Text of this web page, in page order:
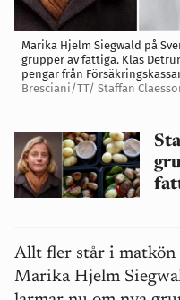
Marika Hjelm Siegwald på
grupper av fattiga. Klas
pengar från
Bresciani/TT/ Staffan
Allt fler står i matkön
Marika Hjelm